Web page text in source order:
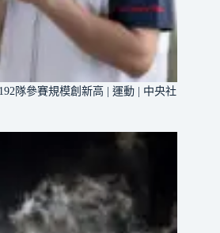
隊參賽規模創新高 | 運動 | 中央社